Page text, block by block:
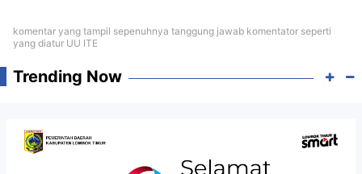
komentar yang tampil sepenuhnya tanggung jawab komentator seperti
yang diatur UU ITE
Trending Now